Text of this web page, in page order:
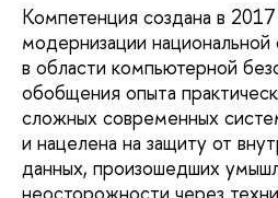
Компетенция создана в
модернизации
в области компьютерной
обобщения опыта
сложных современных
и нацелена на защиту от
данных, произошедших